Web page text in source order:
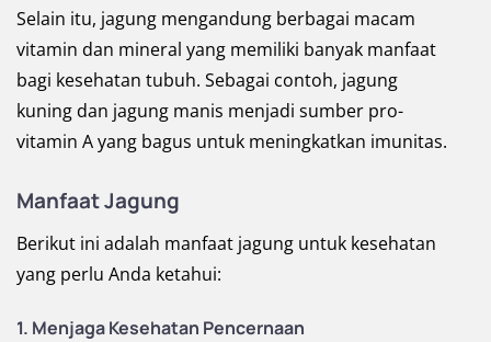
Selain itu, jagung mengandung berbagai macam
vitamin dan mineral yang memiliki banyak manfaat
bagi kesehatan tubuh. Sebagai contoh, jagung
kuning dan jagung manis menjadi sumber pro-
vitamin A yang bagus untuk meningkatkan imunitas.
Manfaat Jagung
Berikut ini adalah manfaat jagung untuk kesehatan
yang perlu Anda ketahui:
1. Menjaga Kesehatan Pencernaan